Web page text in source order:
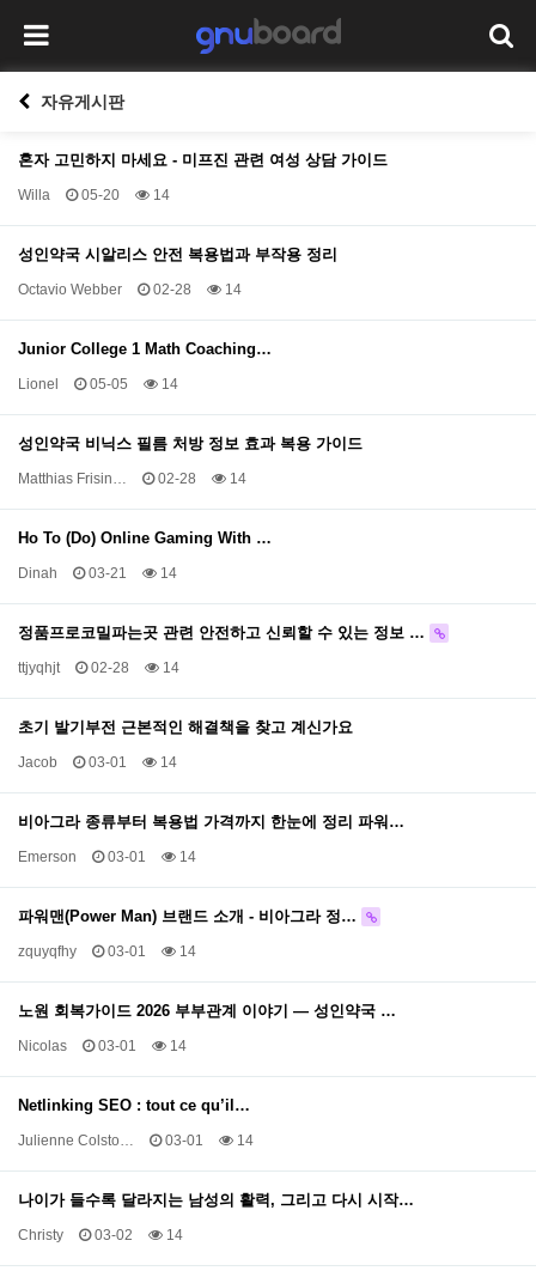
자유게시판
혼자 고민하지 마세요 - 미프진 관련 여성 상담 가이드
Willa 05-20 14
성인약국 시알리스 안전 복용법과 부작용 정리
Octavio Webber 02-28 14
Junior College 1 Math Coaching…
Lionel 05-05 14
성인약국 비닉스 필름 처방 정보 효과 복용 가이드
Matthias Frisin… 02-28 14
Ho To (Do) Online Gaming With …
Dinah 03-21 14
정품프로코밀파는곳 관련 안전하고 신뢰할 수 있는 정보 …
ttjyqhjt 02-28 14
초기 발기부전 근본적인 해결책을 찾고 계신가요
Jacob 03-01 14
비아그라 종류부터 복용법 가격까지 한눈에 정리 파워…
Emerson 03-01 14
파워맨(Power Man) 브랜드 소개 - 비아그라 정…
zquyqfhy 03-01 14
노원 회복가이드 2026 부부관계 이야기 — 성인약국 …
Nicolas 03-01 14
Netlinking SEO : tout ce qu’il…
Julienne Colsto… 03-01 14
나이가 들수록 달라지는 남성의 활력, 그리고 다시 시작…
Christy 03-02 14